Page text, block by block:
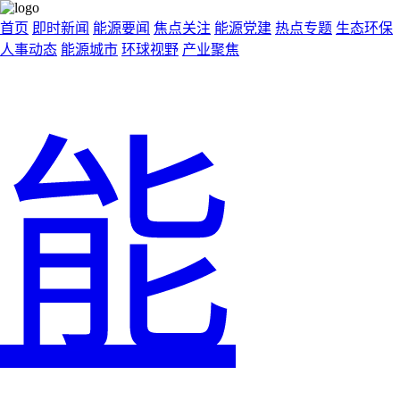
首页 即时新闻 能源要闻 焦点关注 能源党建 热点专题 生态环保
人事动态 能源城市 环球视野 产业聚焦
能